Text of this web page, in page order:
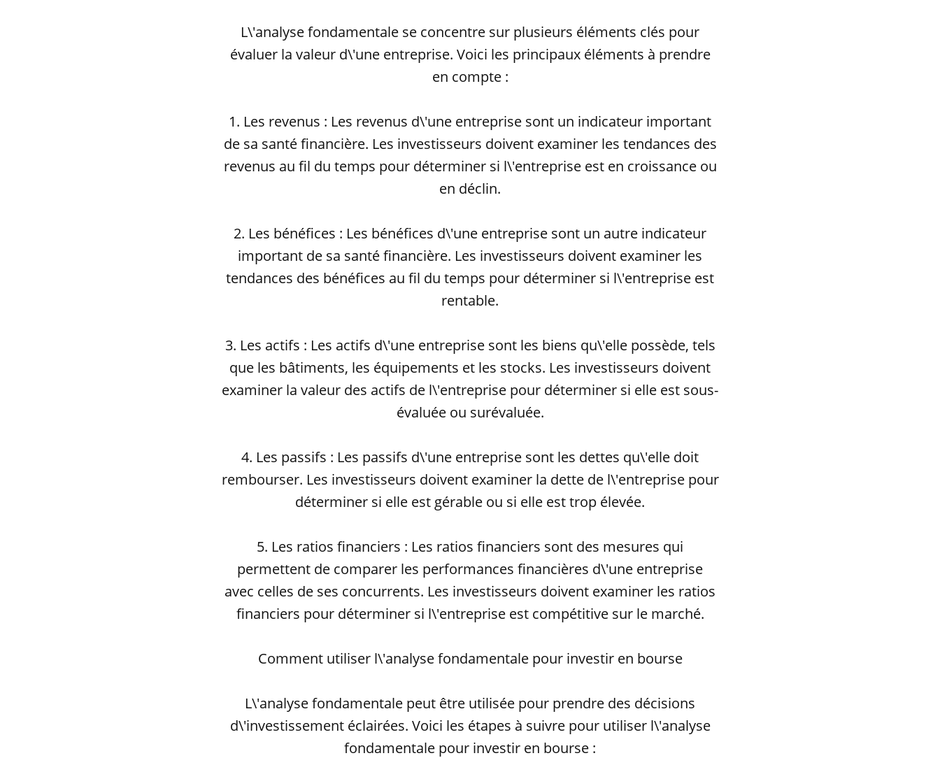
L\'analyse fondamentale se concentre sur plusieurs éléments clés pour
évaluer la valeur d\'une entreprise. Voici les principaux éléments à prendre
en compte :
1. Les revenus : Les revenus d\'une entreprise sont un indicateur important
de sa santé financière. Les investisseurs doivent examiner les tendances des
revenus au fil du temps pour déterminer si l\'entreprise est en croissance ou
en déclin.
2. Les bénéfices : Les bénéfices d\'une entreprise sont un autre indicateur
important de sa santé financière. Les investisseurs doivent examiner les
tendances des bénéfices au fil du temps pour déterminer si l\'entreprise est
rentable.
3. Les actifs : Les actifs d\'une entreprise sont les biens qu\'elle possède, tels
que les bâtiments, les équipements et les stocks. Les investisseurs doivent
examiner la valeur des actifs de l\'entreprise pour déterminer si elle est sous-
évaluée ou surévaluée.
4. Les passifs : Les passifs d\'une entreprise sont les dettes qu\'elle doit
rembourser. Les investisseurs doivent examiner la dette de l\'entreprise pour
déterminer si elle est gérable ou si elle est trop élevée.
5. Les ratios financiers : Les ratios financiers sont des mesures qui
permettent de comparer les performances financières d\'une entreprise
avec celles de ses concurrents. Les investisseurs doivent examiner les ratios
financiers pour déterminer si l\'entreprise est compétitive sur le marché.
Comment utiliser l\'analyse fondamentale pour investir en bourse
L\'analyse fondamentale peut être utilisée pour prendre des décisions
d\'investissement éclairées. Voici les étapes à suivre pour utiliser l\'analyse
fondamentale pour investir en bourse :